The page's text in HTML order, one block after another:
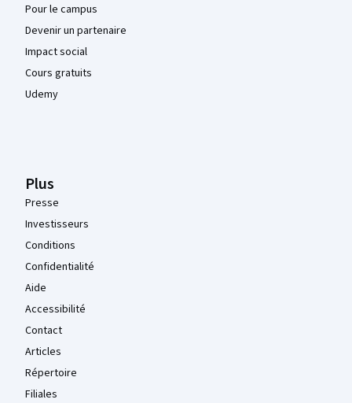
Pour le campus
Devenir un partenaire
Impact social
Cours gratuits
Udemy
Plus
Presse
Investisseurs
Conditions
Confidentialité
Aide
Accessibilité
Contact
Articles
Répertoire
Filiales